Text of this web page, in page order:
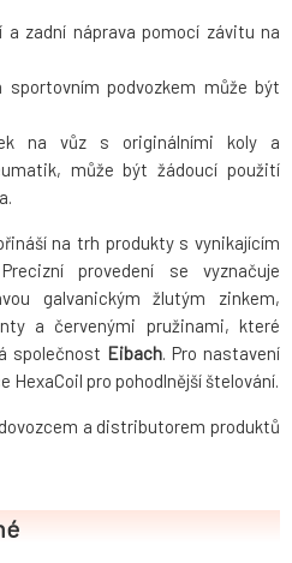
zadní náprava pomocí závitu na
podvozkem může být
na vůz s originálními koly a
může být žádoucí použití
na trh produkty s vynikajícím
provedení se vyznačuje
galvanickým žlutým zinkem,
a červenými pružinami, které
společnost Eibach. Pro nastavení
HexaCoil pro pohodlnější štelování.
dovozcem a distributorem produktů